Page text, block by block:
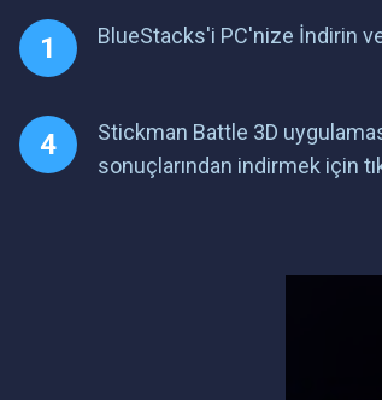
BlueStacks'i PC'nize İndirin
Stickman Battle 3D
sonuçlarından indirmek için